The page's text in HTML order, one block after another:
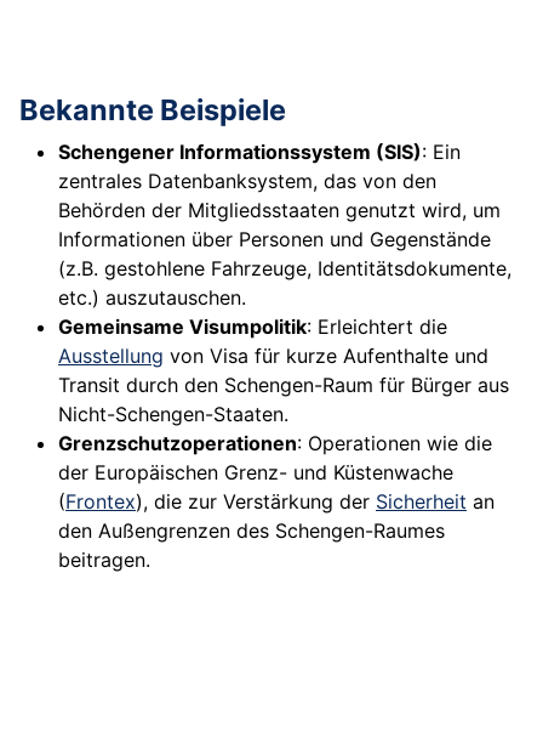
Bekannte Beispiele
Schengener Informationssystem (SIS): Ein
zentrales Datenbanksystem, das von den
Behörden der Mitgliedsstaaten genutzt wird, um
Informationen über Personen und Gegenstände
(z.B. gestohlene Fahrzeuge, Identitätsdokumente,
etc.) auszutauschen.
Gemeinsame Visumpolitik: Erleichtert die
Ausstellung von Visa für kurze Aufenthalte und
Transit durch den Schengen-Raum für Bürger aus
Nicht-Schengen-Staaten.
Grenzschutzoperationen: Operationen wie die
der Europäischen Grenz- und Küstenwache
(Frontex), die zur Verstärkung der Sicherheit an
den Außengrenzen des Schengen-Raumes
beitragen.